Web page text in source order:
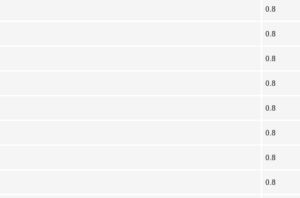
0.8
0.8
0.8
0.8
0.8
0.8
0.8
0.8